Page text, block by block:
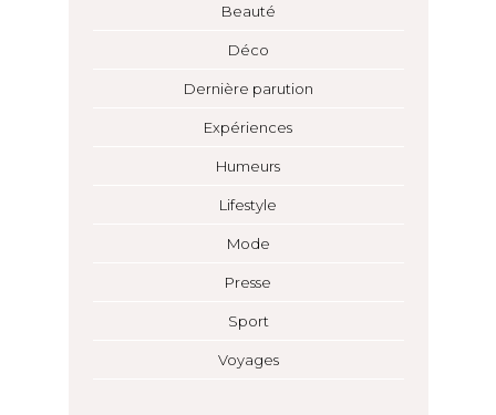
Beauté
Déco
Dernière parution
Expériences
Humeurs
Lifestyle
Mode
Presse
Sport
Voyages